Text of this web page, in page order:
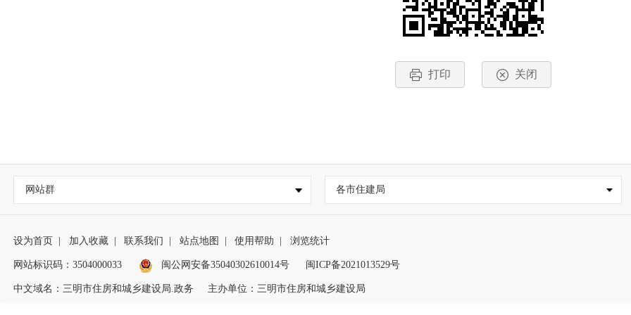
打印 关闭
网站群 各市住建局
设为首页 加入收藏 联系我们 站点地图 使用帮助 浏览统计
网站标识码：3504000033 闽公网安备35040302610014号 闽ICP备2021013529号
中文域名：三明市住房和城乡建设局.政务 主办单位：三明市住房和城乡建设局